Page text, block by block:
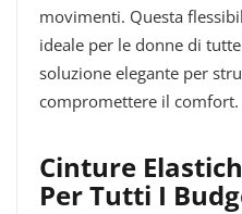
movimenti. Questa
ideale per le donne di
soluzione elegante per
compromettere il comfort.
Cinture
Per Tutti I